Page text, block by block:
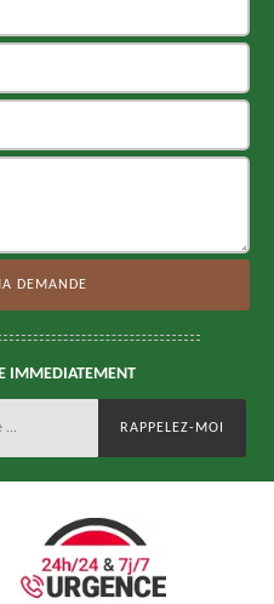
IMMEDIATEMENT